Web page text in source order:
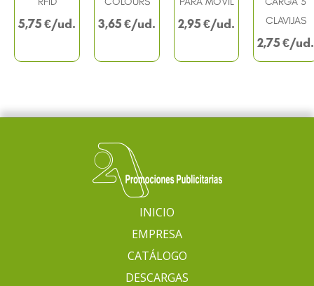
5,75€ 3,65€ 2,95€
CLAVIJAS
2,75€
INICIO
EMPRESA
CATÁLOGO
DESCARGAS